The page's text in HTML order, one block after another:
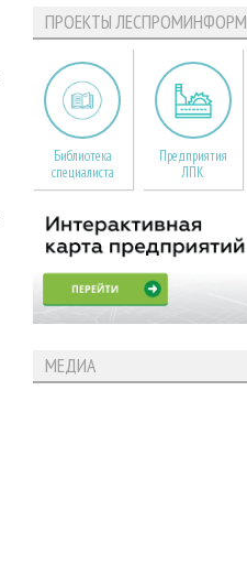
ПРОЕКТЫ ЛЕСПРОМИНФОРМ
Библиотека
специалиста
Предприятия
ЛПК
МЕДИА